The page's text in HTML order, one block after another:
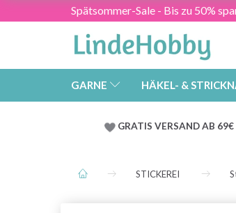
Spätsommer-Sale - Bis zu 50%
GARNE HÄKEL- &
GRATIS VERSAND AB 69€
STICKEREI